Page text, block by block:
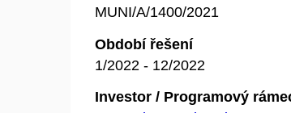
MUNI/A/1400/2021
Období řešení
1/2022 - 12/2022
Investor / Programový